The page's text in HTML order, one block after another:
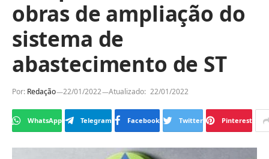
obras de ampliação do
sistema de
abastecimento de ST
Por: Redação 22/01/2022 Atualizado: 22/01/2022
WhatsApp Telegram Facebook Twitter Pinterest